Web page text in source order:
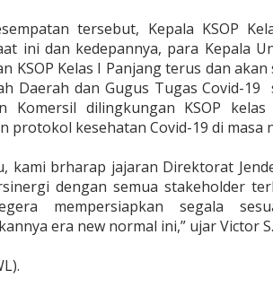
tersebut, Kepala KSOP
ini dan kedepannya, para Kepala
KSOP Kelas I Panjang terus dan
Daerah dan Gugus Tugas Covid-19
Komersil dilingkungan KSOP
protokol kesehatan Covid-19 di masa
kami brharap jajaran Direktorat
dengan semua stakeholder
mempersiapkan segala
era new normal ini,” ujar Victor S.